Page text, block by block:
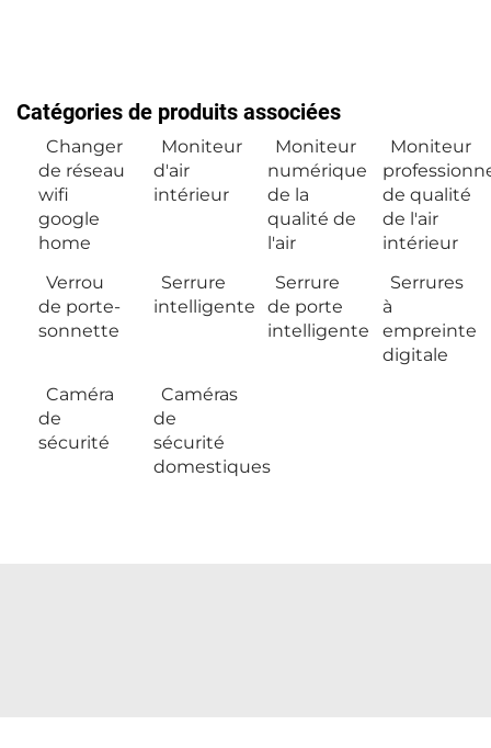
Catégories de produits associées
Changer
de réseau
wifi
google
home
Moniteur
d'air
intérieur
Moniteur
numérique
de la
qualité de
l'air
Moniteur
de qualité
de l'air
intérieur
Verrou
de porte-
sonnette
Serrure
intelligente
Serrure
de porte
intelligente
Serrures
à
empreinte
digitale
Caméra
de
sécurité
Caméras
de
sécurité
domestiques